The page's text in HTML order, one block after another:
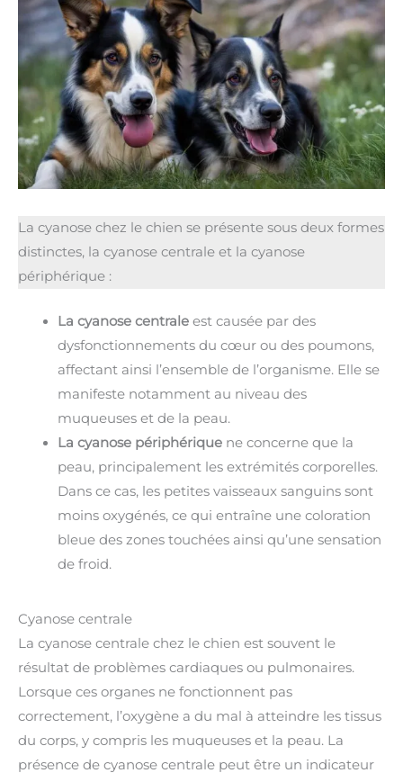
La cyanose chez le chien se présente sous deux formes
distinctes, la cyanose centrale et la cyanose
périphérique :
La cyanose centraleest causée par des
dysfonctionnements du cœur ou des poumons,
affectant ainsi l’ensemble de l’organisme. Elle se
manifeste notamment au niveau des
muqueuses et de la peau.
La cyanose périphériquene concerne que la
peau, principalement les extrémités corporelles.
Dans ce cas, les petites vaisseaux sanguins sont
moins oxygénés, ce qui entraîne une coloration
bleue des zones touchées ainsi qu’une sensation
de froid.
Cyanose centrale
La cyanose centrale chez le chien est souvent le
résultat de problèmes cardiaques ou pulmonaires.
Lorsque ces organes ne fonctionnent pas
correctement, l’oxygène a du mal à atteindre les tissus
du corps, y compris les muqueuses et la peau. La
présence de cyanose centrale peut être un indicateur